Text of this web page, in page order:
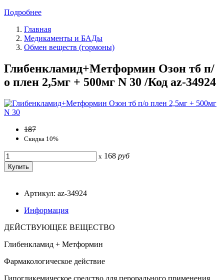
Подробнее
Главная
Медикаменты и БАДы
Обмен веществ (гормоны)
Глибенкламид+Метформин Озон тб п/
о плен 2,5мг + 500мг N 30 /Код az-34924
187
Скидка 10%
x 168 руб
Артикул: az-34924
Информация
ДЕЙСТВУЮЩЕЕ ВЕЩЕСТВО
Глибенкламид + Метформин
Фармакологическое действие
Гипогликемическое средство для перорального применения